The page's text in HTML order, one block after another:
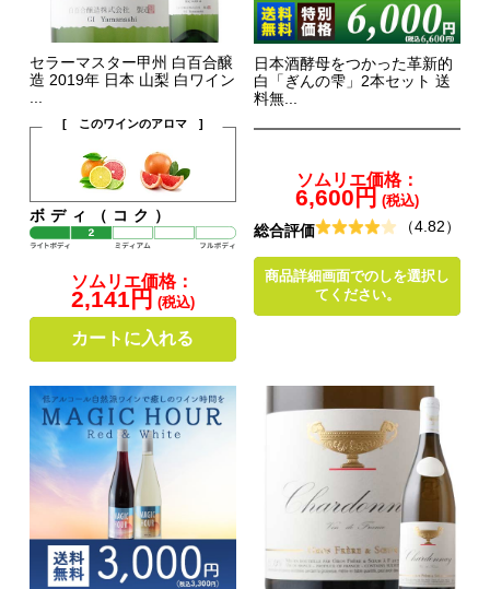
セラーマスター甲州 白百合醸
造 2019年 日本 山梨 白ワイン
...
[ このワインのアロマ ]
ボディ（コク）
ソムリエ価格：
2,141円 (税込)
カートに入れる
日本酒酵母をつかった革新的
白「ぎんの雫」2本セット 送
料無...
ソムリエ価格：
6,600円 (税込)
総合評価 （4.82）
商品詳細画面でのしを選択し
てください。